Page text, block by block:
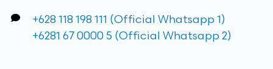
+628 118 198 111 (Official Whatsapp 1)
+6281 67 0000 5 (Official Whatsapp 2)